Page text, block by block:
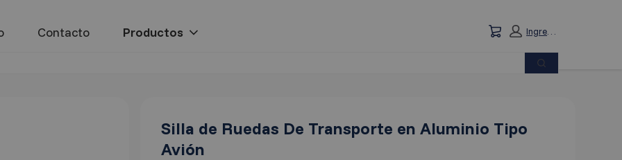
Contacto
Carrito: vacío
Búsqueda
Silla de Ruedas De Transporte en Aluminio Tipo
Avión